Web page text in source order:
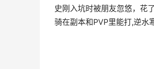
史刚入坑时被朋友忽悠，花
骑在副本和PVP里能打,逆水